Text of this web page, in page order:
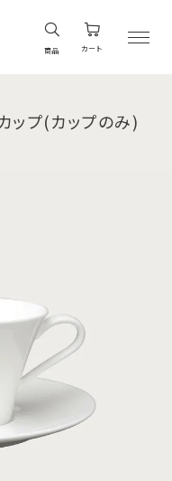
商品 カート
ップ(カップのみ)